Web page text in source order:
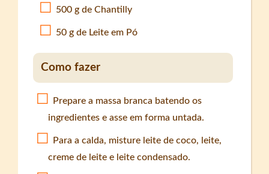
500 g de Chantilly
50 g de Leite em Pó
Como fazer
Prepare a massa branca batendo os
ingredientes e asse em forma untada.
Para a calda, misture leite de coco, leite,
creme de leite e leite condensado.